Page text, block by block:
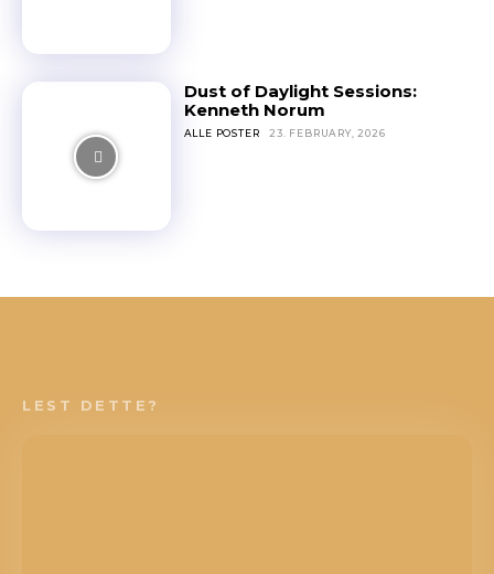
Dust of Daylight Sessions:
Kenneth Norum
ALLE POSTER 23. FEBRUARY, 2026
LEST DETTE?